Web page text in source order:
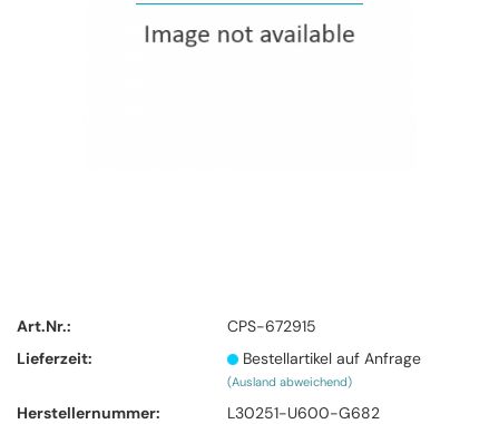
Art.Nr.:
CPS-672915
Lieferzeit:
Bestellartikel auf Anfrage
(Ausland abweichend)
Herstellernummer:
L30251-U600-G682